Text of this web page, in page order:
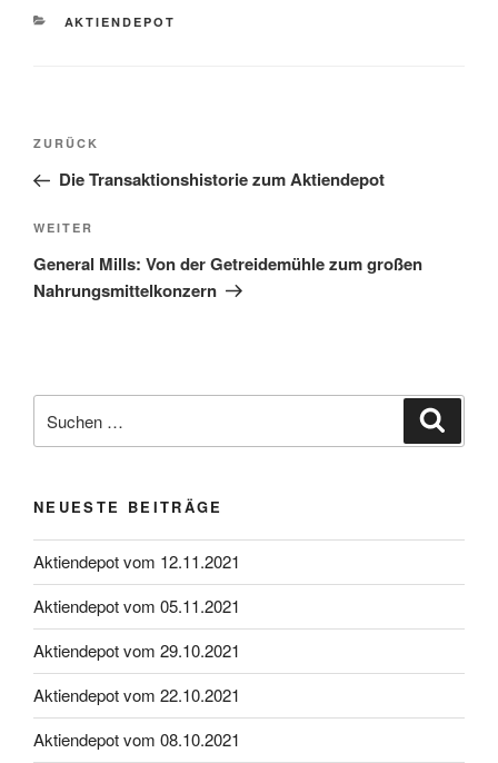
KATEGORIEN
AKTIENDEPOT
Beitragsnavigation
Vorheriger
Beitrag
ZURÜCK
Die Transaktionshistorie zum Aktiendepot
Nächster
Beitrag
WEITER
General Mills: Von der Getreidemühle zum großen
Nahrungsmittelkonzern
nach:
NEUESTE BEITRÄGE
Aktiendepot vom 12.11.2021
Aktiendepot vom 05.11.2021
Aktiendepot vom 29.10.2021
Aktiendepot vom 22.10.2021
Aktiendepot vom 08.10.2021